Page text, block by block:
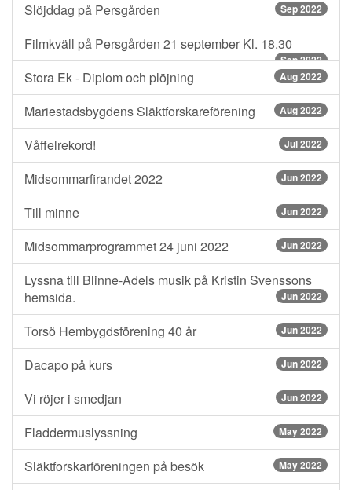
Slöjddag på Persgården Sep 2022
Filmkväll på Persgården 21 september Kl. 18.30
Sep 2022
Stora Ek - Diplom och plöjning Aug 2022
Mariestadsbygdens Släktforskareförening Aug 2022
Våffelrekord! Jul 2022
Midsommarfirandet 2022 Jun 2022
Till minne Jun 2022
Midsommarprogrammet 24 juni 2022 Jun 2022
Lyssna till Blinne-Adels musik på Kristin Svenssons
hemsida.
Jun 2022
Torsö Hembygdsförening 40 år Jun 2022
Dacapo på kurs Jun 2022
Vi röjer i smedjan Jun 2022
Fladdermuslyssning May 2022
Släktforskarföreningen på besök May 2022